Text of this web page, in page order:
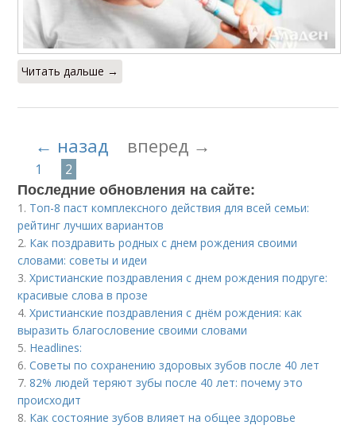
Читать дальше →
← назад вперед →
1 2
Последние обновления на сайте:
1. Топ-8 паст комплексного действия для всей семьи:
рейтинг лучших вариантов
2. Как поздравить родных с днем рождения своими
словами: советы и идеи
3.Христианские поздравления с днем рождения подруге:
красивые слова в прозе
4.Христианские поздравления с днём рождения: как
выразить благословение своими словами
5. Headlines:
6.Советы по сохранению здоровых зубов после 40 лет
7.82% людей теряют зубы после 40 лет: почему это
происходит
8. Как состояние зубов влияет на общее здоровье